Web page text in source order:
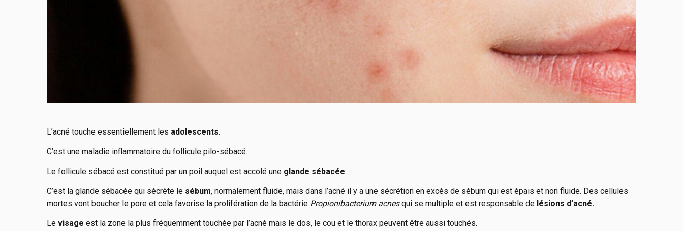
L’acné touche essentiellement les adolescents.
C’est une maladie inflammatoire du follicule pilo-sébacé.
Le follicule sébacé est constitué par un poil auquel est accolé une glande sébacée.
C’est la glande sébacée qui sécrète le sébum, normalement fluide, mais dans l’acné il y a une sécrétion en excès de sébum qui est épais et non fluide. Des cellules
mortes vont boucher le pore et cela favorise la prolifération de la bactérie Propionibacterium acnesqui se multiple et est responsable de lésions d’acné.
Le visage est la zone la plus fréquemment touchée par l’acné mais le dos, le cou et le thorax peuvent être aussi touchés.